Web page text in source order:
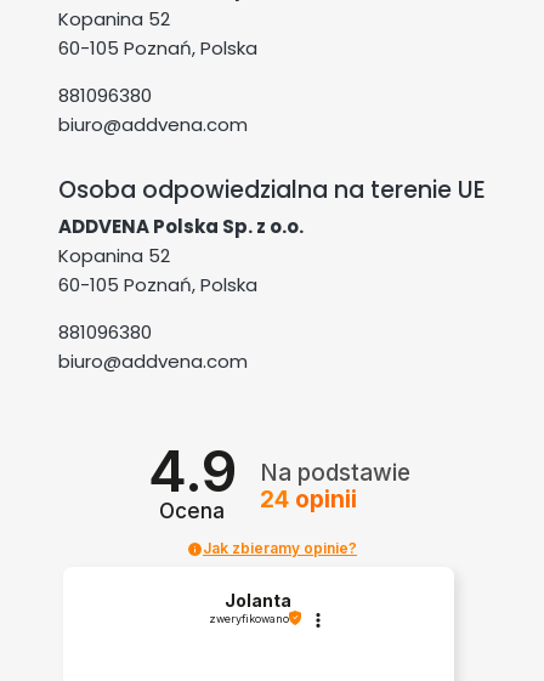
Kopanina 52
60-105 Poznań, Polska
881096380
biuro@addvena.com
Osoba odpowiedzialna na terenie UE
ADDVENA Polska Sp. z o.o.
Kopanina 52
60-105 Poznań, Polska
881096380
biuro@addvena.com
4.9
Ocena
Na podstawie
24opinii
Jak zbieramy opinie?
Jolanta
zweryfikowano